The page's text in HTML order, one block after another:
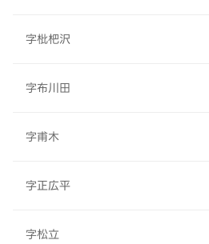
字枇杷沢
字布川田
字甫木
字正広平
字松立